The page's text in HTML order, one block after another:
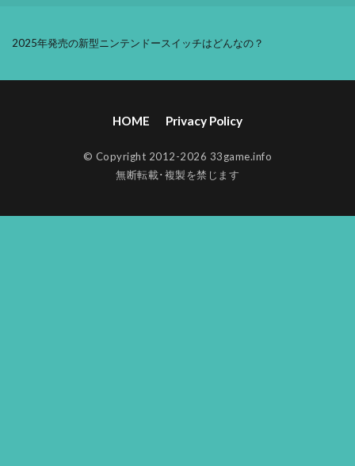
2025年発売の新型ニンテンドースイッチはどんなの？
HOME Privacy Policy
© Copyright 2012-2026 33game.info
無断転載･複製を禁じます